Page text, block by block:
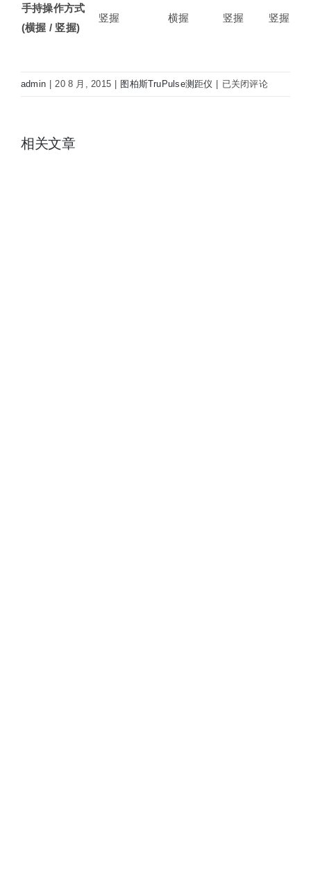
手持操作方式
(横握 / 竖握)
竖握 横握 竖握 竖握
admin 20 8 月, 2015 图柏斯TruPulse测距仪
图
已关闭评论
相关文章